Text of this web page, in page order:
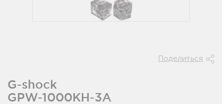
Поделиться
G-shock
GPW-1000KH-3A